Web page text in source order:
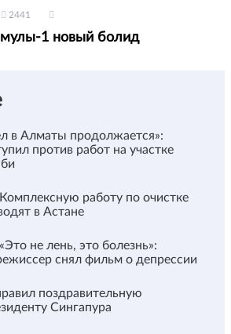
2441
1 новый болид
в Алматы продолжается»:
против работ на участке
Комплексную работу по очистке
в Астане
«Это не лень, это болезнь»:
снял фильм о депрессии
поздравительную
Сингапура